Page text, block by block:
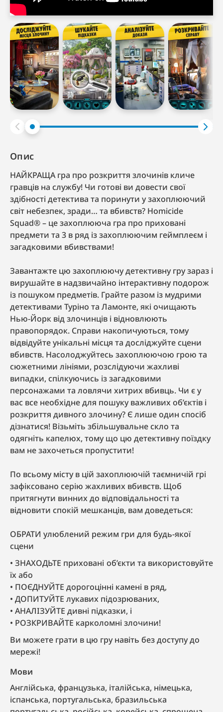
Опис
НАЙКРАЩА гра про розкриття злочинів кличе
гравців на службу! Чи готові ви довести свої
здібності детектива та поринути у захоплюючий
світ небезпек, зради… та вбивств? Homicide
Squad® – це захоплююча гра про приховані
предмети та 3 в ряд із захоплюючим геймплеєм і
загадковими вбивствами!
Завантажте цю захоплюючу детективну гру зараз і
вирушайте в надзвичайно інтерактивну подорож
із пошуком предметів. Грайте разом із мудрими
детективами Туріно та Ламонте, які очищають
Нью-Йорк від злочинців і відновлюють
правопорядок. Справи накопичуються, тому
відвідуйте унікальні місця та досліджуйте сцени
вбивств. Насолоджуйтесь захоплюючою грою та
сюжетними лініями, розслідуючи жахливі
випадки, спілкуючись із загадковими
персонажами та ловлячи хитрих вбивць. Чи є у
вас все необхідне для пошуку важливих об’єктів і
розкриття дивного злочину? Є лише один спосіб
дізнатися! Візьміть збільшувальне скло та
одягніть капелюх, тому що цю детективну поїздку
вам не захочеться пропустити!
По всьому місту в цій захоплюючій таємничій грі
зафіксовано серію жахливих вбивств. Щоб
притягнути винних до відповідальності та
відновити спокій мешканців, вам доведеться:
ОБРАТИ улюблений режим гри для будь-якої
сцени
ЗНАХОДЬТЕ приховані об’єкти та використовуйте
їх або
ПОЄДНУЙТЕ дорогоцінні камені в ряд,
ДОПИТУЙТЕ лукавих підозрюваних,
АНАЛІЗУЙТЕ дивні підказки, і
РОЗКРИВАЙТЕ карколомні злочини!
Ви можете грати в цю гру навіть без доступу до
мережі!
Мови
англійська, французька, італійська, німецька,
іспанська, португальська, бразильська